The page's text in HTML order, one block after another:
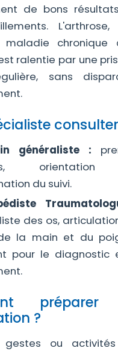
de bons
L'arthrose,
chronique
ralentie par une
sans
généraliste :
du suivi.
des os,
la main et du
pour le diagnostic
préparer
?
gestes ou